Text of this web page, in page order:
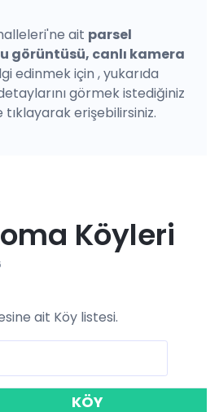
ait parsel
görüntüsü, canlı kamera
edinmek için , yukarıda
görmek istediğiniz
erişebilirsiniz.
Köyleri
ait Köy listesi.
KÖY